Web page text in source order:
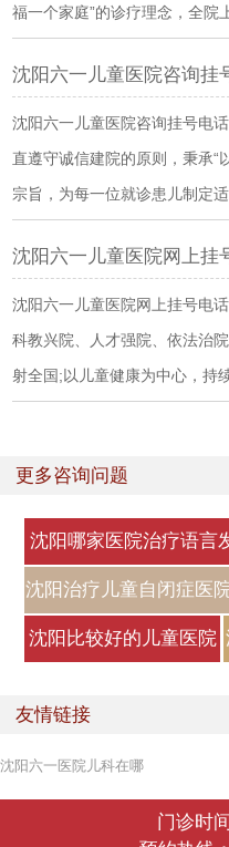
福一个家庭”的诊疗理念，全院
沈阳六一儿童医院咨询挂
沈阳六一儿童医院咨询挂号电
直遵守诚信建院的原则，秉承“
宗旨，为每一位就诊患儿制定适
沈阳六一儿童医院网上挂
沈阳六一儿童医院网上挂号电
科教兴院、人才强院、依法治
射全国;以儿童健康为中心，持
更多咨询问题
沈阳哪家医院治疗语言
缓好
沈阳治疗儿童自闭症医
哪家？
沈阳比较好的儿童医院
友情链接
沈阳六一医院儿科在哪
门诊时